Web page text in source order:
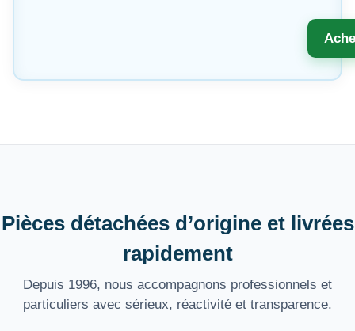
Pièces détachées d’origine et livrées
rapidement
Depuis 1996, nous accompagnons professionnels et
particuliers avec sérieux, réactivité et transparence.